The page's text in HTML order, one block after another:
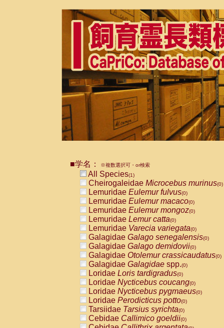
■学名： ※複数選択可・or検索
All Species(1)
Cheirogaleidae Microcebus murinus(0)
Lemuridae Eulemur fulvus(0)
Lemuridae Eulemur macaco(0)
Lemuridae Eulemur mongoz(0)
Lemuridae Lemur catta(0)
Lemuridae Varecia variegata(0)
Galagidae Galago senegalensis(0)
Galagidae Galago demidovii(0)
Galagidae Otolemur crassicaudatus(0)
Galagidae Galagidae spp.(0)
Loridae Loris tardigradus(0)
Loridae Nycticebus coucang(0)
Loridae Nycticebus pygmaeus(0)
Loridae Perodicticus potto(0)
Tarsiidae Tarsius syrichta(0)
Cebidae Callimico goeldii(0)